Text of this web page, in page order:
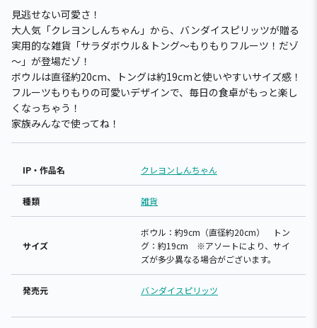
見逃せない可愛さ！
大人気「クレヨンしんちゃん」から、バンダイスピリッツが贈る
実用的な雑貨「サラダボウル＆トング～もりもりフルーツ！だゾ
～」が登場だゾ！
ボウルは直径約20cm、トングは約19cmと使いやすいサイズ感！
フルーツもりもりの可愛いデザインで、毎日の食卓がもっと楽し
くなっちゃう！
家族みんなで使ってね！
IP・作品名 クレヨンしんちゃん
種類 雑貨
サイズ
ボウル：約9cm（直径約20cm） トン
グ：約19cm ※アソートにより、サイ
ズが多少異なる場合がございます。
発売元 バンダイスピリッツ